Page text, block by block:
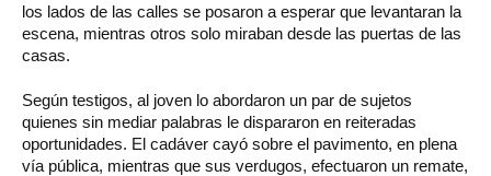
los lados de las calles se posaron a esperar que levantaran la
escena, mientras otros solo miraban desde las puertas de las
casas.
Según testigos, al joven lo abordaron un par de sujetos
quienes sin mediar palabras le dispararon en reiteradas
oportunidades. El cadáver cayó sobre el pavimento, en plena
vía pública, mientras que sus verdugos, efectuaron un remate,